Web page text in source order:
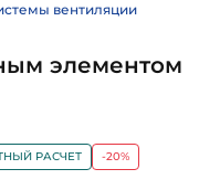
вентиляции
элементом
РАСЧЕТ -20%